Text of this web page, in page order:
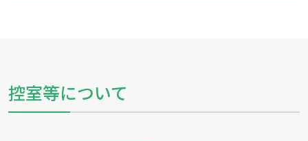
控室等について